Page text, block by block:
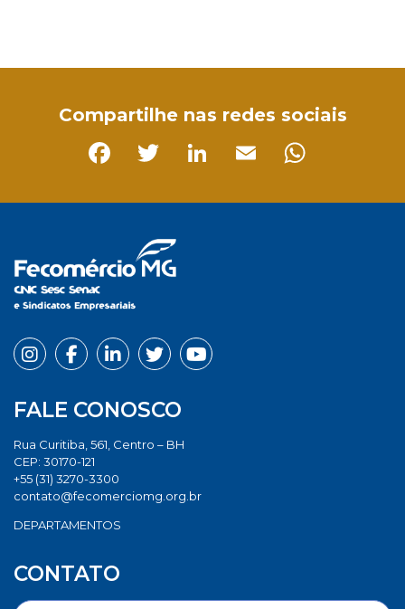
Compartilhe nas redes sociais
FALE CONOSCO
Rua Curitiba, 561, Centro – BH
CEP: 30170-121
+55 (31) 3270-3300
contato@fecomerciomg.org.br
DEPARTAMENTOS
CONTATO